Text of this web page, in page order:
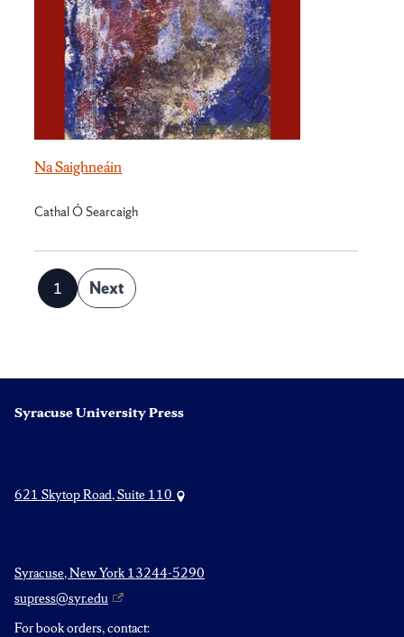
Na Saighneáin
Cathal Ó Searcaigh
Posts
pagination
Page
1 Next
Syracuse University Press
621 Skytop Road, Suite 110
Syracuse, New York 13244-5290
supress@syr.edu
For book orders, contact: